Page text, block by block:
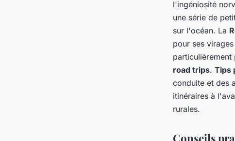
l'ingéniosité
une série de
sur l'océan. La
pour ses
particulièrement
road trips. Tips
conduite et des
itinéraires à
rurales.
Conseils